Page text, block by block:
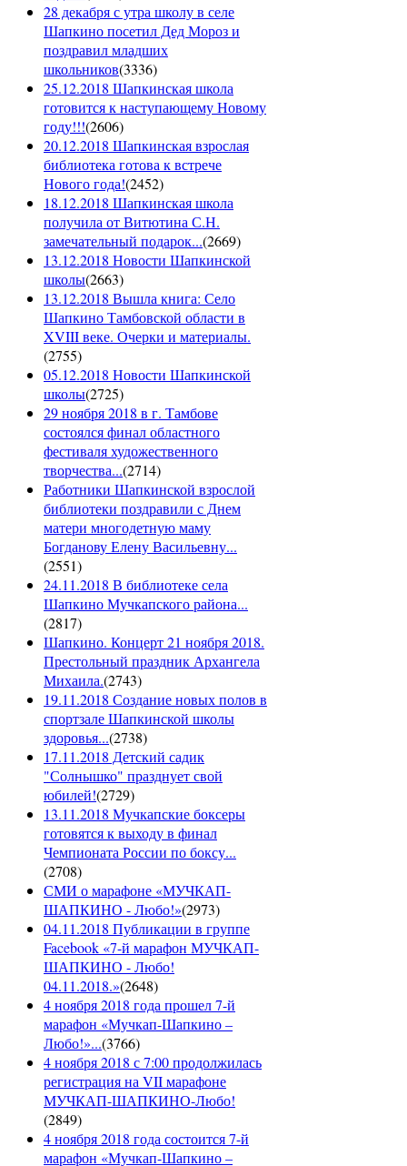
28 декабря с утра школу в селе
Шапкино посетил Дед Мороз и
поздравил младших
школьников(3336)
25.12.2018 Шапкинская школа
готовится к наступающему Новому
году!!!(2606)
20.12.2018 Шапкинская взрослая
библиотека готова к встрече
Нового года!(2452)
18.12.2018 Шапкинская школа
получила от Витютина С.Н.
замечательный подарок...(2669)
13.12.2018 Новости Шапкинской
школы(2663)
13.12.2018 Вышла книга: Село
Шапкино Тамбовской области в
XVIII веке. Очерки и материалы.
(2755)
05.12.2018 Новости Шапкинской
школы(2725)
29 ноября 2018 в г. Тамбове
состоялся финал областного
фестиваля художественного
творчества...(2714)
Работники Шапкинской взрослой
библиотеки поздравили с Днем
матери многодетную маму
Богданову Елену Васильевну...
(2551)
24.11.2018 В библиотеке села
Шапкино Мучкапского района...
(2817)
Шапкино. Концерт 21 ноября 2018.
Престольный праздник Архангела
Михаила.(2743)
19.11.2018 Создание новых полов в
спортзале Шапкинской школы
здоровья...(2738)
17.11.2018 Детский садик
"Солнышко" празднует свой
юбилей!(2729)
13.11.2018 Мучкапские боксеры
готовятся к выходу в финал
Чемпионата России по боксу...
(2708)
СМИ о марафоне «МУЧКАП-
ШАПКИНО - Любо!»(2973)
04.11.2018 Публикации в группе
Facebook «7-й марафон МУЧКАП-
ШАПКИНО - Любо!
04.11.2018.»(2648)
4 ноября 2018 года прошел 7-й
марафон «Мучкап-Шапкино –
Любо!»...(3766)
4 ноября 2018 с 7:00 продолжилась
регистрация на VII марафоне
МУЧКАП-ШАПКИНО-Любо!
(2849)
4 ноября 2018 года состоится 7-й
марафон «Мучкап-Шапкино –